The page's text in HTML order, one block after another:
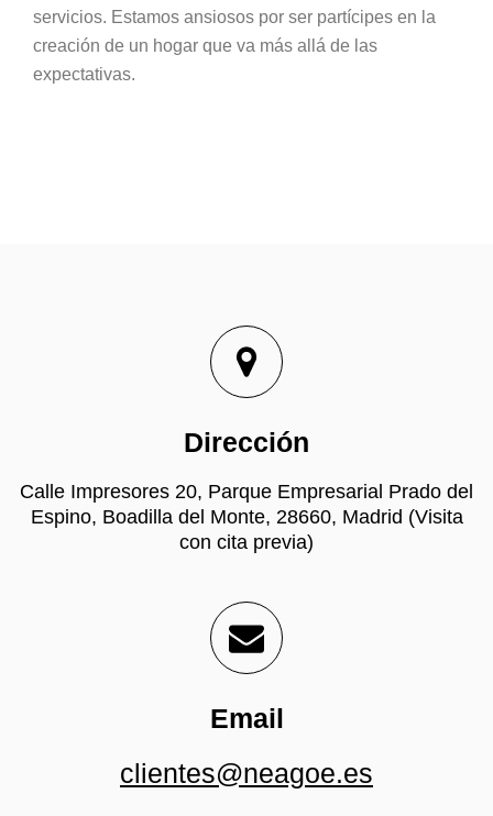
servicios. Estamos ansiosos por ser partícipes en la
creación de un hogar que va más allá de las
expectativas.
Dirección
Calle Impresores 20, Parque Empresarial Prado del
Espino, Boadilla del Monte, 28660, Madrid (Visita
con cita previa)
Email
clientes@neagoe.es